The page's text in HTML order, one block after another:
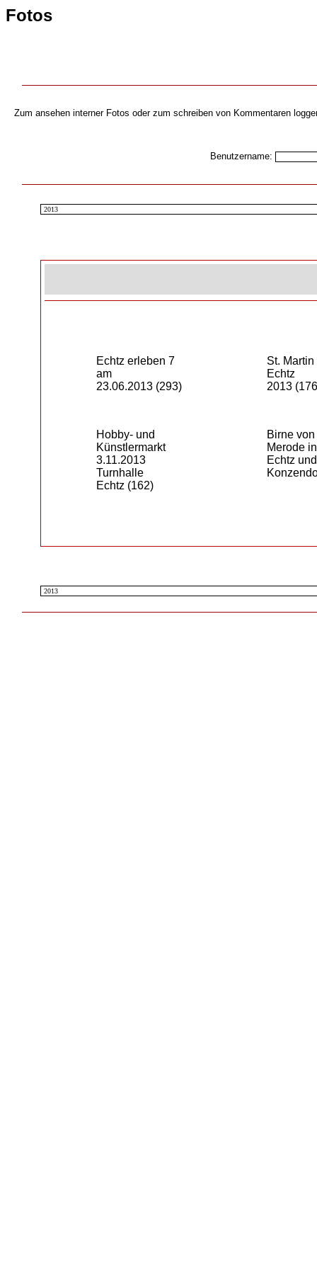
Fotos
Zum ansehen interner Fotos oder zum schreiben von Kommentaren
Benutzername:
Echtz erleben 7
am
23.06.2013(293)
Hobby- und
Künstlermarkt
3.11.2013
Turnhalle
Echtz (162)
St. Martin
Echtz
2013
Birne von
Merode in
Echtz und